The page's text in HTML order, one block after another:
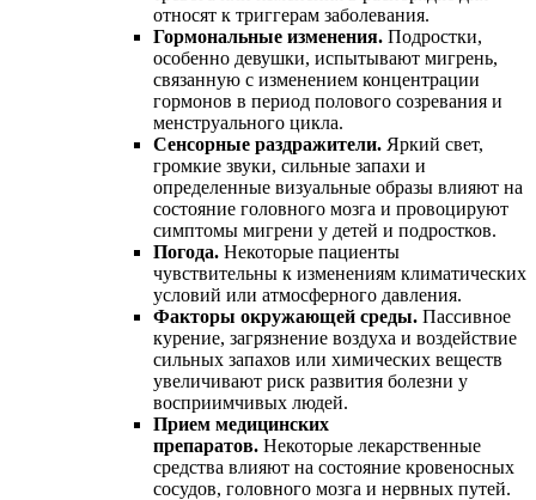
относят к триггерам заболевания.
Гормональные изменения. Подростки,
особенно девушки, испытывают мигрень,
связанную с изменением концентрации
гормонов в период полового созревания и
менструального цикла.
Сенсорные раздражители. Яркий свет,
громкие звуки, сильные запахи и
определенные визуальные образы влияют на
состояние головного мозга и провоцируют
симптомы мигрени у детей и подростков.
Погода. Некоторые пациенты
чувствительны к изменениям климатических
условий или атмосферного давления.
Факторы окружающей среды. Пассивное
курение, загрязнение воздуха и воздействие
сильных запахов или химических веществ
увеличивают риск развития болезни у
восприимчивых людей.
Прием медицинских
препаратов. Некоторые лекарственные
средства влияют на состояние кровеносных
сосудов, головного мозга и нервных путей.